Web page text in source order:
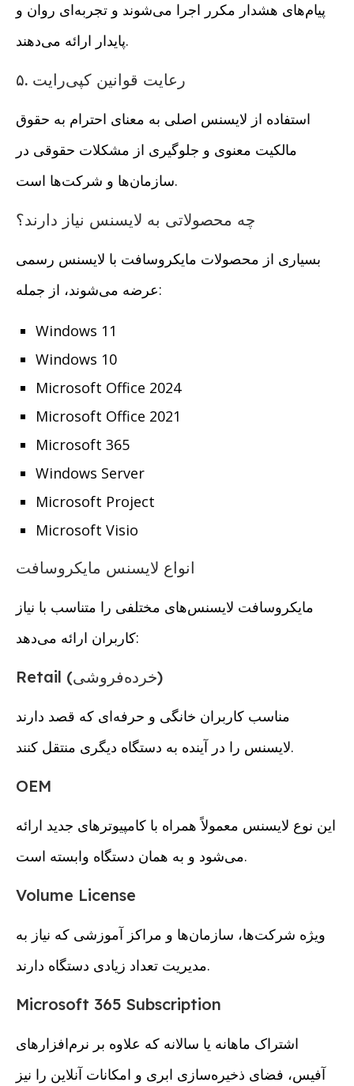
پیام‌های هشدار مکرر اجرا می‌شوند و تجربه‌ای روان و
پایدار ارائه می‌دهند.
۵. رعایت قوانین کپی‌رایت
استفاده از لایسنس اصلی به معنای احترام به حقوق
مالکیت معنوی و جلوگیری از مشکلات حقوقی در
سازمان‌ها و شرکت‌ها است.
چه محصولاتی به لایسنس نیاز دارند؟
بسیاری از محصولات مایکروسافت با لایسنس رسمی
عرضه می‌شوند، از جمله:
Windows 11
Windows 10
Microsoft Office 2024
Microsoft Office 2021
Microsoft 365
Windows Server
Microsoft Project
Microsoft Visio
انواع لایسنس مایکروسافت
مایکروسافت لایسنس‌های مختلفی را متناسب با نیاز
کاربران ارائه می‌دهد:
Retail (خرده‌فروشی)
مناسب کاربران خانگی و حرفه‌ای که قصد دارند
لایسنس را در آینده به دستگاه دیگری منتقل کنند.
OEM
این نوع لایسنس معمولاً همراه با کامپیوترهای جدید ارائه
می‌شود و به همان دستگاه وابسته است.
Volume License
ویژه شرکت‌ها، سازمان‌ها و مراکز آموزشی که نیاز به
مدیریت تعداد زیادی دستگاه دارند.
Microsoft 365 Subscription
اشتراک ماهانه یا سالانه که علاوه بر نرم‌افزارهای
آفیس، فضای ذخیره‌سازی ابری و امکانات آنلاین را نیز